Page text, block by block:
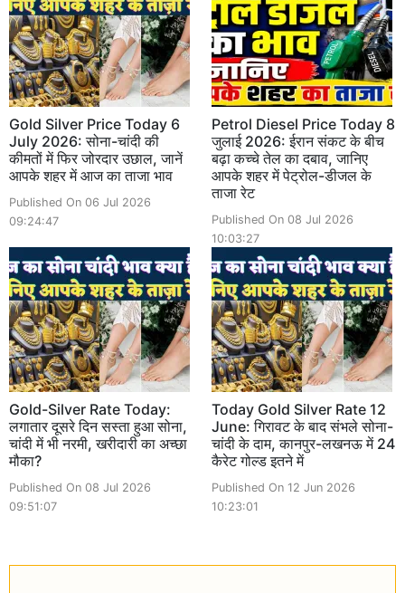
Gold Silver Price Today 6
July 2026: सोना-चांदी की
कीमतों में फिर जोरदार उछाल, जानें
आपके शहर में आज का ताजा भाव
Published On 06 Jul 2026
09:24:47
Petrol Diesel Price Today 8
जुलाई 2026: ईरान संकट के बीच
बढ़ा कच्चे तेल का दबाव, जानिए
आपके शहर में पेट्रोल-डीजल के
ताजा रेट
Published On 08 Jul 2026
10:03:27
Gold-Silver Rate Today:
लगातार दूसरे दिन सस्ता हुआ सोना,
चांदी में भी नरमी, खरीदारी का अच्छा
मौका?
Published On 08 Jul 2026
09:51:07
Today Gold Silver Rate 12
June: गिरावट के बाद संभले सोना-
चांदी के दाम, कानपुर-लखनऊ में 24
कैरेट गोल्ड इतने में
Published On 12 Jun 2026
10:23:01